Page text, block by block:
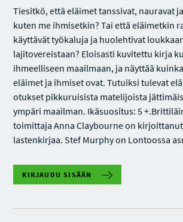
Tiesitkö, että eläimet tanssivat, nauravat
kuten me ihmisetkin? Tai että eläimetkin
käyttävät työkaluja ja huolehtivat
lajitovereistaan? Eloisasti kuvitettu kirja
ihmeelliseen maailmaan, ja näyttää
eläimet ja ihmiset ovat. Tutuiksi tulevat
otukset pikkuruisista matelijoista
ympäri maailman. Ikäsuositus: 5
toimittaja Anna Claybourne on
lastenkirjaa. Stef Murphy on Lontoossa
KIRJAUDU SISÄÄN